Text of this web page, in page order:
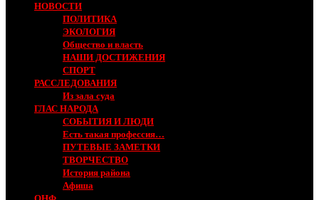
НОВОСТИ
ПОЛИТИКА
ЭКОЛОГИЯ
Общество и власть
НАШИ ДОСТИЖЕНИЯ
СПОРТ
РАССЛЕДОВАНИЯ
Из зала суда
ГЛАС НАРОДА
СОБЫТИЯ И ЛЮДИ
Есть такая профессия…
ПУТЕВЫЕ ЗАМЕТКИ
ТВОРЧЕСТВО
История района
Афиша